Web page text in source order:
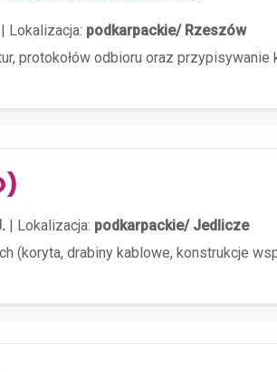
| Lokalizacja: podkarpackie/ Rzeszów
protokołów odbioru oraz
| Lokalizacja: podkarpackie/ Jedlicze
drabiny kablowe, konstrukcje